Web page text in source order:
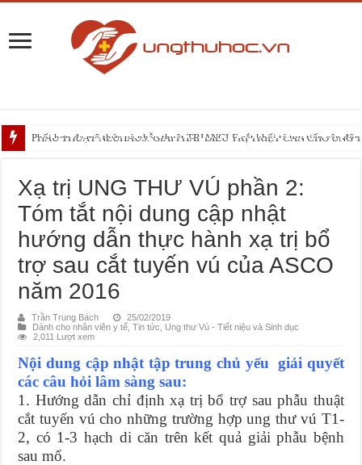
Phối hợp đa mô thức và phẫu thuật TRIANGLE cắt khối tá tụy tiếp cận
PHẪU THUẬT NEUHAUS: GIẢI PHÁP ĐIỀU TRỊ TRIỆT CĂN CHO UNG
Những điều bạn cần biết trước liệu trình xạ trị vùng đầu – cổ
Xạ trị UNG THƯ VÚ phần 2:
Tóm tắt nội dung cập nhật
hướng dẫn thực hành xạ trị bổ
trợ sau cắt tuyến vú của ASCO
năm 2016
Trần Trung Bách
25/02/2019
Dành cho nhân viên y tế ,Tin tức
Ung thư Vú - Tiết niệu và Sinh dục
2,011 Lượt xem
Nội dung cập nhật tập trung chủ yếu giải quyết
các câu hỏi lâm sàng sau:
1. Hướng dẫn chỉ định xạ trị bổ trợ sau phẫu thuật
cắt tuyến vú cho những trường hợp ung thư vú T1-
2, có 1-3 hạch di căn trên kết quả giải phẫu bệnh
sau mổ.